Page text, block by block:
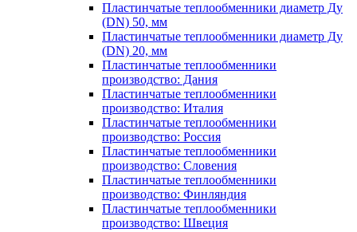
Пластинчатые теплообменники диаметр Ду
(DN) 50, мм
Пластинчатые теплообменники диаметр Ду
(DN) 20, мм
Пластинчатые теплообменники
производство: Дания
Пластинчатые теплообменники
производство: Италия
Пластинчатые теплообменники
производство: Россия
Пластинчатые теплообменники
производство: Словения
Пластинчатые теплообменники
производство: Финляндия
Пластинчатые теплообменники
производство: Швеция